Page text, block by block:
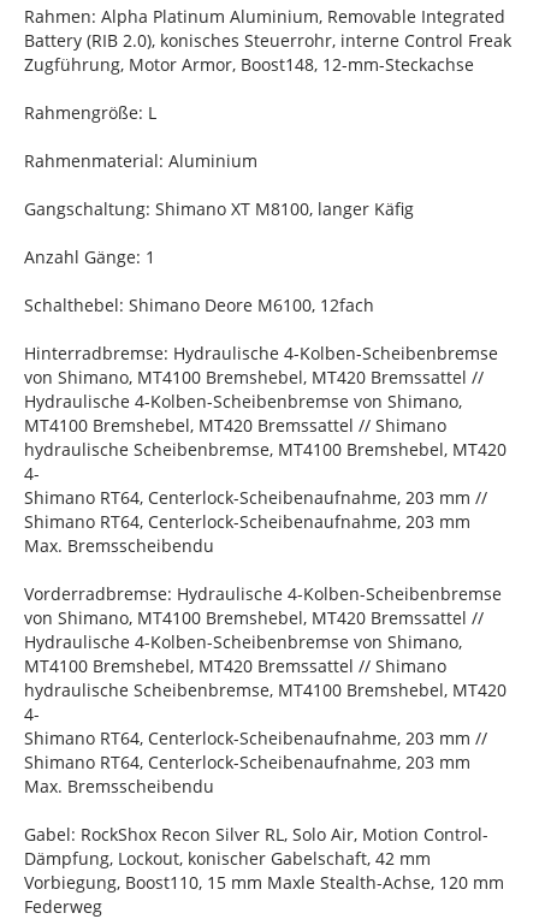
Rahmen: Alpha Platinum Aluminium, Removable Integrated
Battery (RIB 2.0), konisches Steuerrohr, interne Control Freak
Zugführung, Motor Armor, Boost148, 12-mm-Steckachse
Rahmengröße: L
Rahmenmaterial: Aluminium
Gangschaltung: Shimano XT M8100, langer Käfig
Anzahl Gänge: 1
Schalthebel: Shimano Deore M6100, 12fach
Hinterradbremse: Hydraulische 4-Kolben-Scheibenbremse
von Shimano, MT4100 Bremshebel, MT420 Bremssattel //
Hydraulische 4-Kolben-Scheibenbremse von Shimano,
MT4100 Bremshebel, MT420 Bremssattel // Shimano
hydraulische Scheibenbremse, MT4100 Bremshebel, MT420
4-
Shimano RT64, Centerlock-Scheibenaufnahme, 203 mm //
Shimano RT64, Centerlock-Scheibenaufnahme, 203 mm
Max. Bremsscheibendu
Vorderradbremse: Hydraulische 4-Kolben-Scheibenbremse
von Shimano, MT4100 Bremshebel, MT420 Bremssattel //
Hydraulische 4-Kolben-Scheibenbremse von Shimano,
MT4100 Bremshebel, MT420 Bremssattel // Shimano
hydraulische Scheibenbremse, MT4100 Bremshebel, MT420
4-
Shimano RT64, Centerlock-Scheibenaufnahme, 203 mm //
Shimano RT64, Centerlock-Scheibenaufnahme, 203 mm
Max. Bremsscheibendu
Gabel: RockShox Recon Silver RL, Solo Air, Motion Control-
Dämpfung, Lockout, konischer Gabelschaft, 42 mm
Vorbiegung, Boost110, 15 mm Maxle Stealth-Achse, 120 mm
Federweg